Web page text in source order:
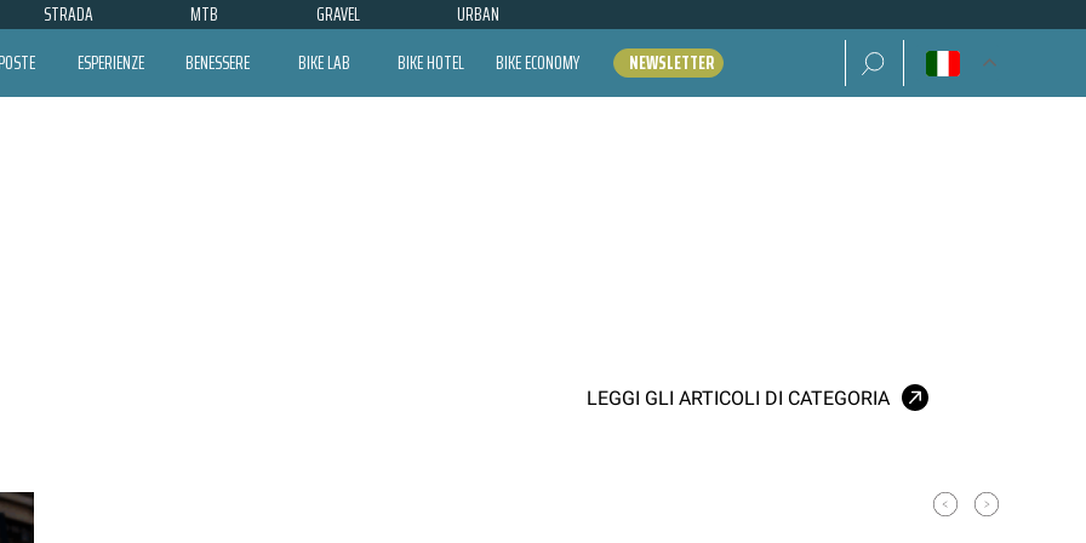
STRADA MTB GRAVEL URBAN
ESPERIENZE BENESSERE BIKE LAB BIKE HOTEL BIKE ECONOMY NEWSLETTER Ricerca per:
LEGGI GLI ARTICOLI DI CATEGORIA